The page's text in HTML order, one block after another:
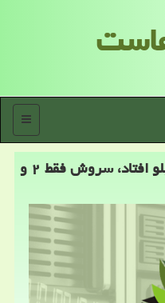
منو
واتس آپ در ایران از تلگرام جلو افتاد، سروش فقط ۲ و